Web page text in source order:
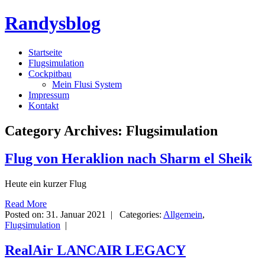
Randysblog
Startseite
Flugsimulation
Cockpitbau
Mein Flusi System
Impressum
Kontakt
Category Archives: Flugsimulation
Flug von Heraklion nach Sharm el Sheik
Heute ein kurzer Flug
Read More
Posted on: 31. Januar 2021 | Categories: Allgemein,
Flugsimulation |
RealAir LANCAIR LEGACY